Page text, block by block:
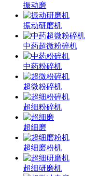
振动磨
振动研磨机
中药超微粉碎机
中药粉碎机
超微粉碎机
超细粉碎机
超细磨
超细磨粉机
超细研磨机